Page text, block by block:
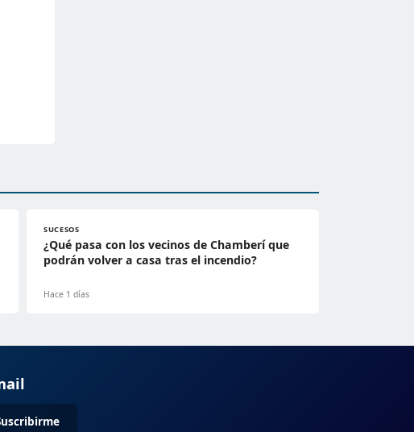
SUCESOS
¿Qué pasa con los vecinos de Chamberí que
podrán volver a casa tras el incendio?
Hace 1 días